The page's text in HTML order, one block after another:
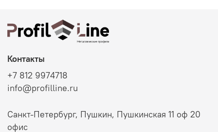
Контакты
+7 812 9974718
info@profilline.ru
Санкт-Петербург, Пушкин, Пушкинская 11 оф 20
офис